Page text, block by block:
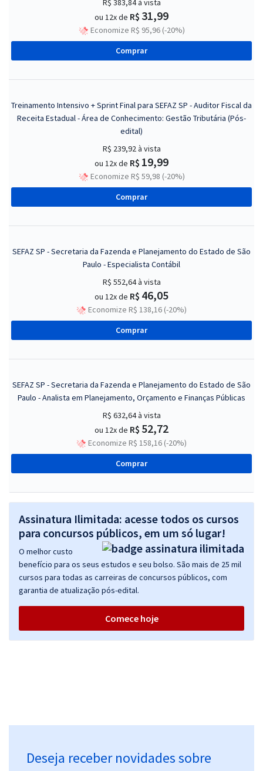
ou 12x de R$ 31,99
Economize R$ 95,96 (-20%)
Comprar
Treinamento Intensivo + Sprint Final para SEFAZ SP - Auditor Fiscal da
Receita Estadual - Área de Conhecimento: Gestão Tributária (Pós-
edital)
R$ 239,92 à vista
ou 12x de R$ 19,99
Economize R$ 59,98 (-20%)
Comprar
SEFAZ SP - Secretaria da Fazenda e Planejamento do Estado de São
Paulo - Especialista Contábil
R$ 552,64à vista
ou 12x de R$ 46,05
Economize R$ 138,16 (-20%)
Comprar
SEFAZ SP - Secretaria da Fazenda e Planejamento do Estado de São
Paulo - Analista em Planejamento, Orçamento e Finanças Públicas
R$ 632,64à vista
ou 12x de R$ 52,72
Economize R$ 158,16 (-20%)
Comprar
Assinatura Ilimitada: acesse todos os cursos
para concursos públicos, em um só lugar!
O melhor custo
benefício para os seus estudos e seu bolso. São mais de 25 mil
cursos para todas as carreiras de concursos públicos, com
garantia de atualização pós-edital.
Comece hoje
Deseja receber novidades sobre